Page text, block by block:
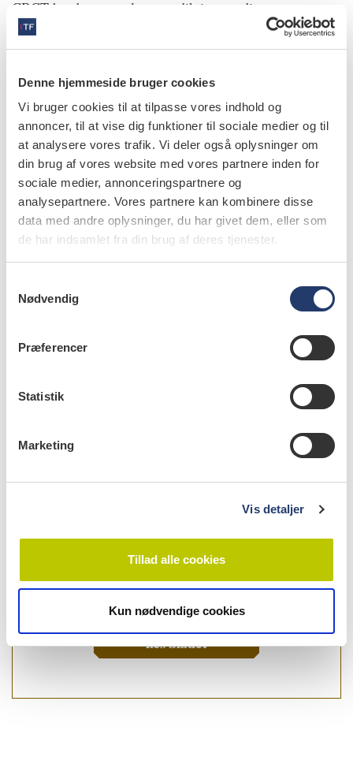
Denne hjemmeside bruger cookies
Vi bruger cookies til at tilpasse vores indhold og
annoncer, til at vise dig funktioner til sociale medier og til
at analysere vores trafik. Vi deler også oplysninger om
din brug af vores website med vores partnere inden for
sociale medier, annonceringspartnere og
analysepartnere. Vores partnere kan kombinere disse
data med andre oplysninger, du har givet dem, eller som
de har indsamlet fra din brug af deres tjenester.
Nødvendig
Præferencer
Statistik
Marketing
Vis detaljer
Tillad alle cookies
Kun nødvendige cookies
CBCT havde ens og lave prædiktive værdier.
ikke synes at forbedre risikovurderingen.
Matzen LH, Petersen LB, Schropp L, Wenzel A.
Mandibular canal-related parameters interpreted in
panoramic images and CBCT of mandibular third
molars as risk factors to predict sensory
disturbances of the inferior alveolar nerve. Int J
Oral Maxillofac Surg 2019;48:1094-1101.
læs bladet